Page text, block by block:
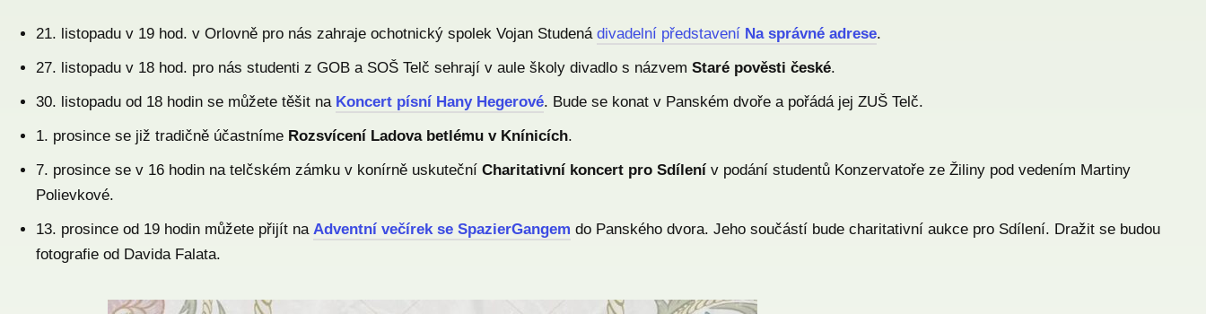
21. listopadu v 19 hod. v Orlovně pro nás zahraje ochotnický spolek Vojan Studená divadelní představení Na správné adrese.
27. listopadu v 18 hod. pro nás studenti z GOB a SOŠ Telč sehrají v aule školy divadlo s názvem Staré pověsti české.
30. listopadu od 18 hodin se můžete těšit na Koncert písní Hany Hegerové. Bude se konat v Panském dvoře a pořádá jej ZUŠ Telč.
1. prosince se již tradičně účastníme Rozsvícení Ladova betlému v Knínicích.
7. prosince se v 16 hodin na telčském zámku v konírně uskuteční Charitativní koncert pro Sdílení v podání studentů Konzervatoře ze Žiliny pod vedením Martiny
Polievkové.
13. prosince od 19 hodin můžete přijít na Adventní večírek se SpazierGangem do Panského dvora. Jeho součástí bude charitativní aukce pro Sdílení. Dražit se budou
fotografie od Davida Falata.